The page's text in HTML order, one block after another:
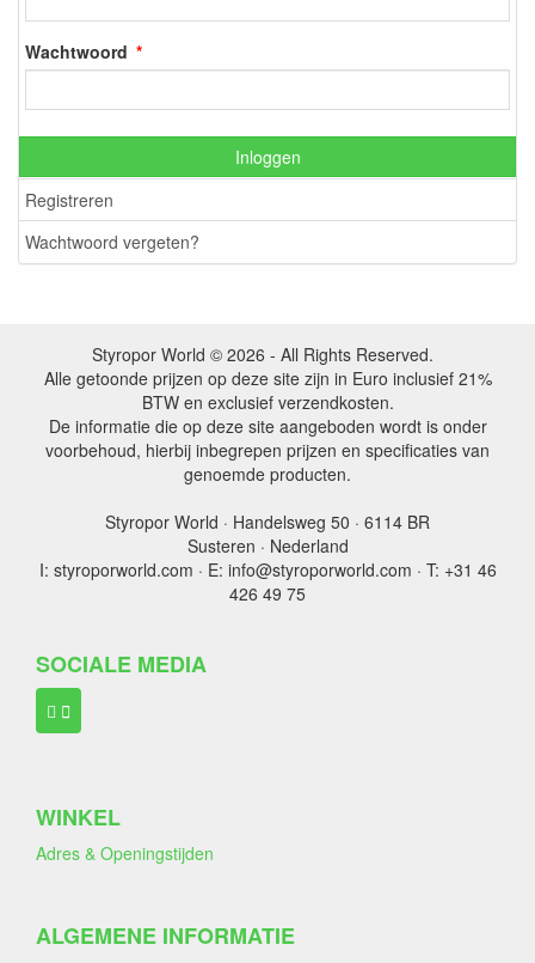
Wachtwoord
Inloggen
Registreren
Wachtwoord vergeten?
Styropor World © 2026 - All Rights Reserved.
Alle getoonde prijzen op deze site zijn in Euro inclusief 21%
BTW en exclusief verzendkosten.
De informatie die op deze site aangeboden wordt is onder
voorbehoud, hierbij inbegrepen prijzen en specificaties van
genoemde producten.
Styropor World · Handelsweg 50 · 6114 BR
Susteren · Nederland
I: styroporworld.com · E: info@styroporworld.com · T: +31 46
426 49 75
SOCIALE MEDIA
WINKEL
Adres & Openingstijden
ALGEMENE INFORMATIE